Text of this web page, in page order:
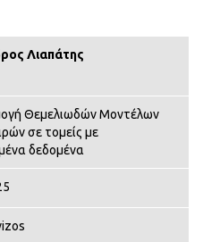
Λιαπάτης
Θεμελιωδών Μοντέλων
σε τομείς με
δεδομένα